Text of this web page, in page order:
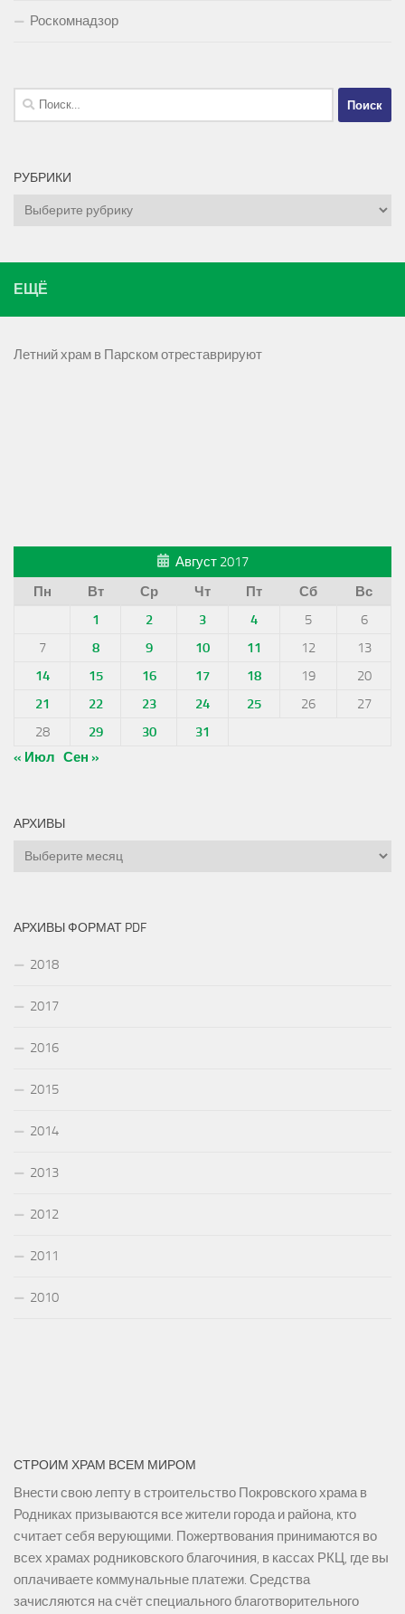
Роскомнадзор
Найти:
РУБРИКИ
Рубрики
ЕЩЁ
Летний храм в Парском отреставрируют
Август 2017
Пн
Вт Ср Чт Пт Сб
Вс
1
2 3 4 5
6
7
8 9 10 11 12
13
14
15 16 17 18 19
20
21
22 23 24 25 26
27
28
29 30
31
« Июл Сен »
АРХИВЫ
Архивы
АРХИВЫ ФОРМАТ PDF
2018
2017
2016
2015
2014
2013
2012
2011
2010
СТРОИМ ХРАМ ВСЕМ МИРОМ
Внести свою лепту в строительство Покровского храма в
Родниках призываются все жители города и района, кто
считает себя верующими. Пожертвования принимаются во
всех храмах родниковского благочиния, в кассах РКЦ, где вы
оплачиваете коммунальные платежи. Средства
зачисляются на счёт специального благотворительного